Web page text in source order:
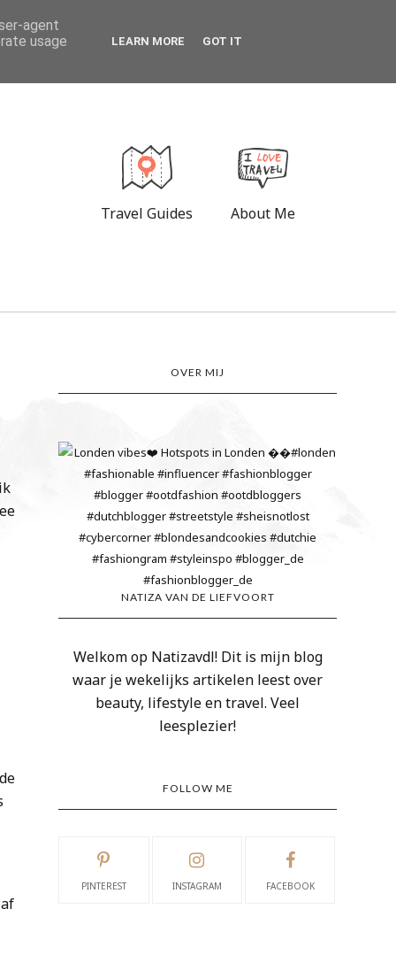
Travel Guides About Me
OVER MIJ
NATIZA VAN DE LIEFVOORT
Welkom op Natizavdl! Dit is mijn blog
waar je wekelijks artikelen leest over
beauty, lifestyle en travel. Veel
leesplezier!
FOLLOW ME
PINTEREST INSTAGRAM FACEBOOK
agent
usage
LEARN MORE GOT IT